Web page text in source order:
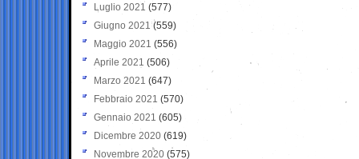
Luglio 2021 (577)
Giugno 2021(559)
Maggio 2021 (556)
Aprile 2021 (506)
Marzo 2021 (647)
Febbraio 2021 (570)
Gennaio 2021 (605)
Dicembre 2020 (619)
Novembre 2020 (575)